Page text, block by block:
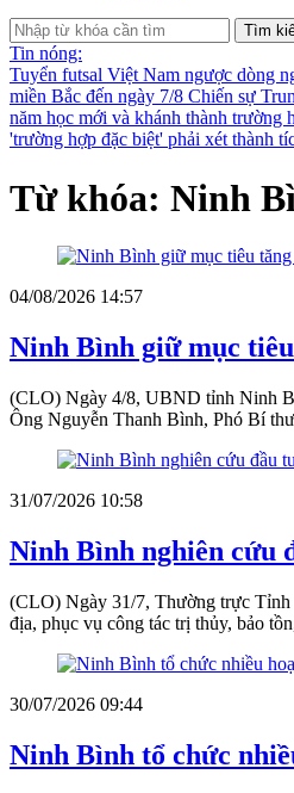
Tìm
Tin nóng:
Tuyển futsal Việt Nam ngược dòng
miền Bắc đến ngày 7/8 Chiến sự
năm học mới và khánh thành trường
'trường hợp đặc biệt' phải xét thành
Từ khóa: Ninh
04/08/2026 14:57
Ninh Bình giữ mục
(CLO) Ngày 4/8, UBND tỉnh Ninh
Ông Nguyễn Thanh Bình, Phó Bí
31/07/2026 10:58
Ninh Bình nghiên cứu
(CLO) Ngày 31/7, Thường trực Tỉnh
địa, phục vụ công tác trị thủy, bảo
30/07/2026 09:44
Ninh Bình tổ chức